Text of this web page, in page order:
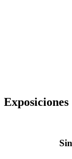
Exposiciones